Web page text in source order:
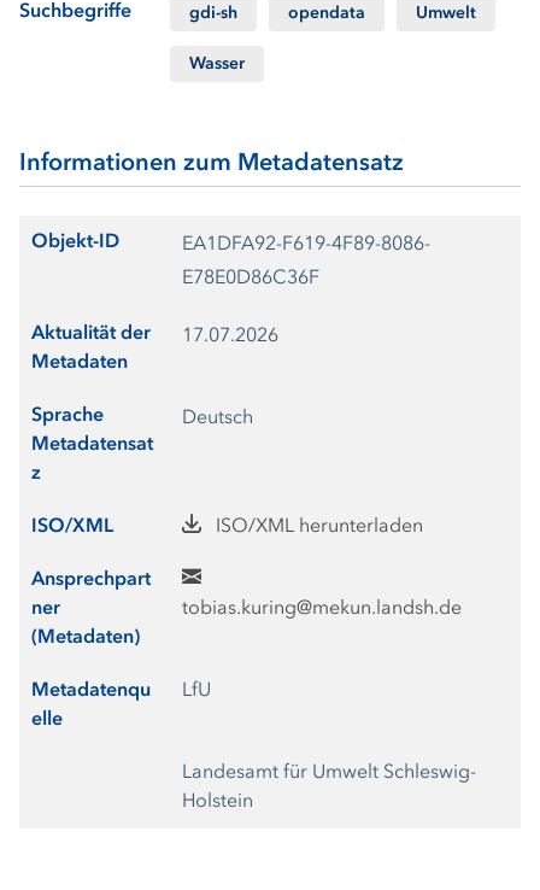
Suchbegriffe gdi-sh opendata Umwelt
Wasser
Informationen zum Metadatensatz
Objekt-ID
EA1DFA92-F619-4F89-8086-
E78E0D86C36F
Aktualität der
Metadaten
17.07.2026
Sprache
Metadatensat
z
Deutsch
ISO/XML ISO/XML herunterladen
Ansprechpart
ner
(Metadaten)
tobias.kuring@mekun.landsh.de
Metadatenqu
elle
LfU
Landesamt für Umwelt Schleswig-
Holstein